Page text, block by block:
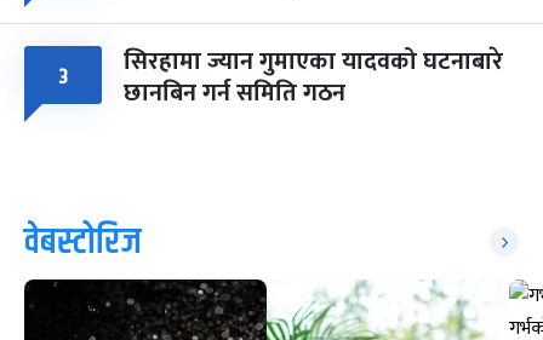
३ सिरहामा ज्यान गुमाएका यादवको घटनाबारे
छानबिन गर्न समिति गठन
वेबस्टोरिज